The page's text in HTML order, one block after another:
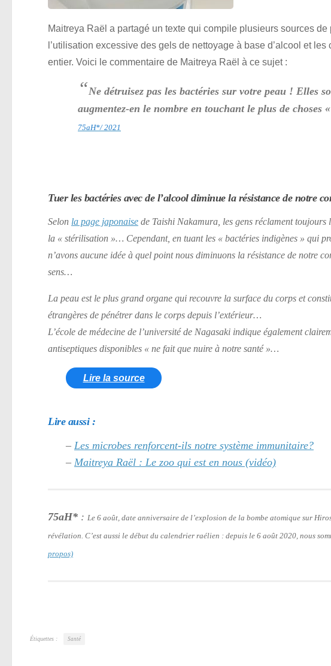
Maitreya Raël a partagé un texte qui compile plusieurs sources
l’utilisation excessive des gels de nettoyage à base d’alcool et
entier. Voici le commentaire de Maitreya Raël à ce sujet :
“Ne détruisez pas les bactéries sur votre peau ! Elles
augmentez-en le nombre en touchant le plus de choses
75aH*/ 2021
Tuer les bactéries avec de l’alcool diminue la résistance de notre
Selon la page japonaise de Taishi Nakamura, les gens réclament toujours
la « stérilisation »… Cependant, en tuant les « bactéries indigènes » qui
n’avons aucune idée à quel point nous diminuons la résistance de notre
sens…
La peau est le plus grand organe qui recouvre la surface du corps et
étrangères de pénétrer dans le corps depuis l’extérieur…
L’école de médecine de l’université de Nagasaki indique également
antiseptiques disponibles « ne fait que nuire à notre santé »…
Lire la source
Lire aussi :
– Les microbes renforcent-ils notre système immunitaire?
– Maitreya Raël : Le zoo qui est en nous (vidéo)
75aH* : Le 6 août, date anniversaire de l’explosion de la bombe atomique sur
révélation. C’est aussi le début du calendrier raélien : depuis le 6 août 2020, nous
propos)
Étiquettes : Santé